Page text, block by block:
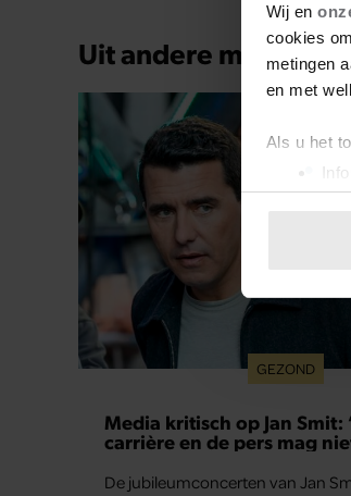
Wij en
cookies
metingen
en met
Als u het
Uw
We
media,
verstrekt
onze
Uit andere media
GEZOND
Media kritisch op Jan
carrière en de pers mag
De jubileumconcerten van Jan